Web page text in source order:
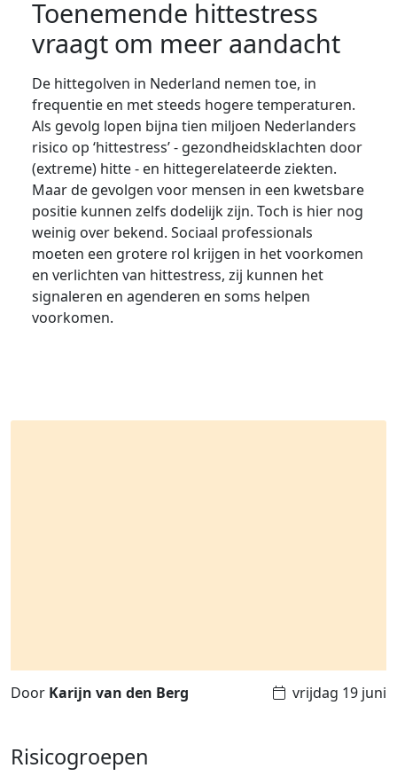
Toenemende hittestress
vraagt om meer aandacht
De hittegolven in Nederland nemen toe, in
frequentie en met steeds hogere temperaturen.
Als gevolg lopen bijna tien miljoen Nederlanders
risico op ‘hittestress’ - gezondheidsklachten door
(extreme) hitte - en hittegerelateerde ziekten.
Maar de gevolgen voor mensen in een kwetsbare
positie kunnen zelfs dodelijk zijn. Toch is hier nog
weinig over bekend. Sociaal professionals
moeten een grotere rol krijgen in het voorkomen
en verlichten van hittestress, zij kunnen het
signaleren en agenderen en soms helpen
voorkomen.
Door Karijn van den Berg vrijdag 19 juni
Risicogroepen